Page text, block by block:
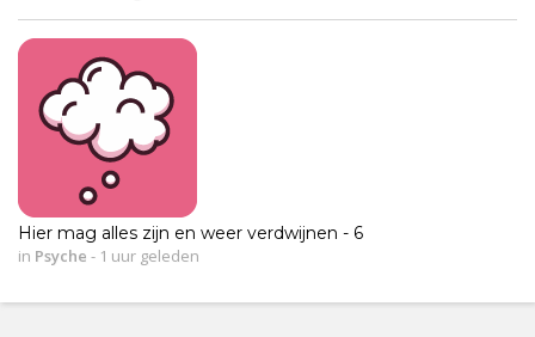
Hier mag alles zijn en weer verdwijnen - 6
in Psyche - 1 uur geleden